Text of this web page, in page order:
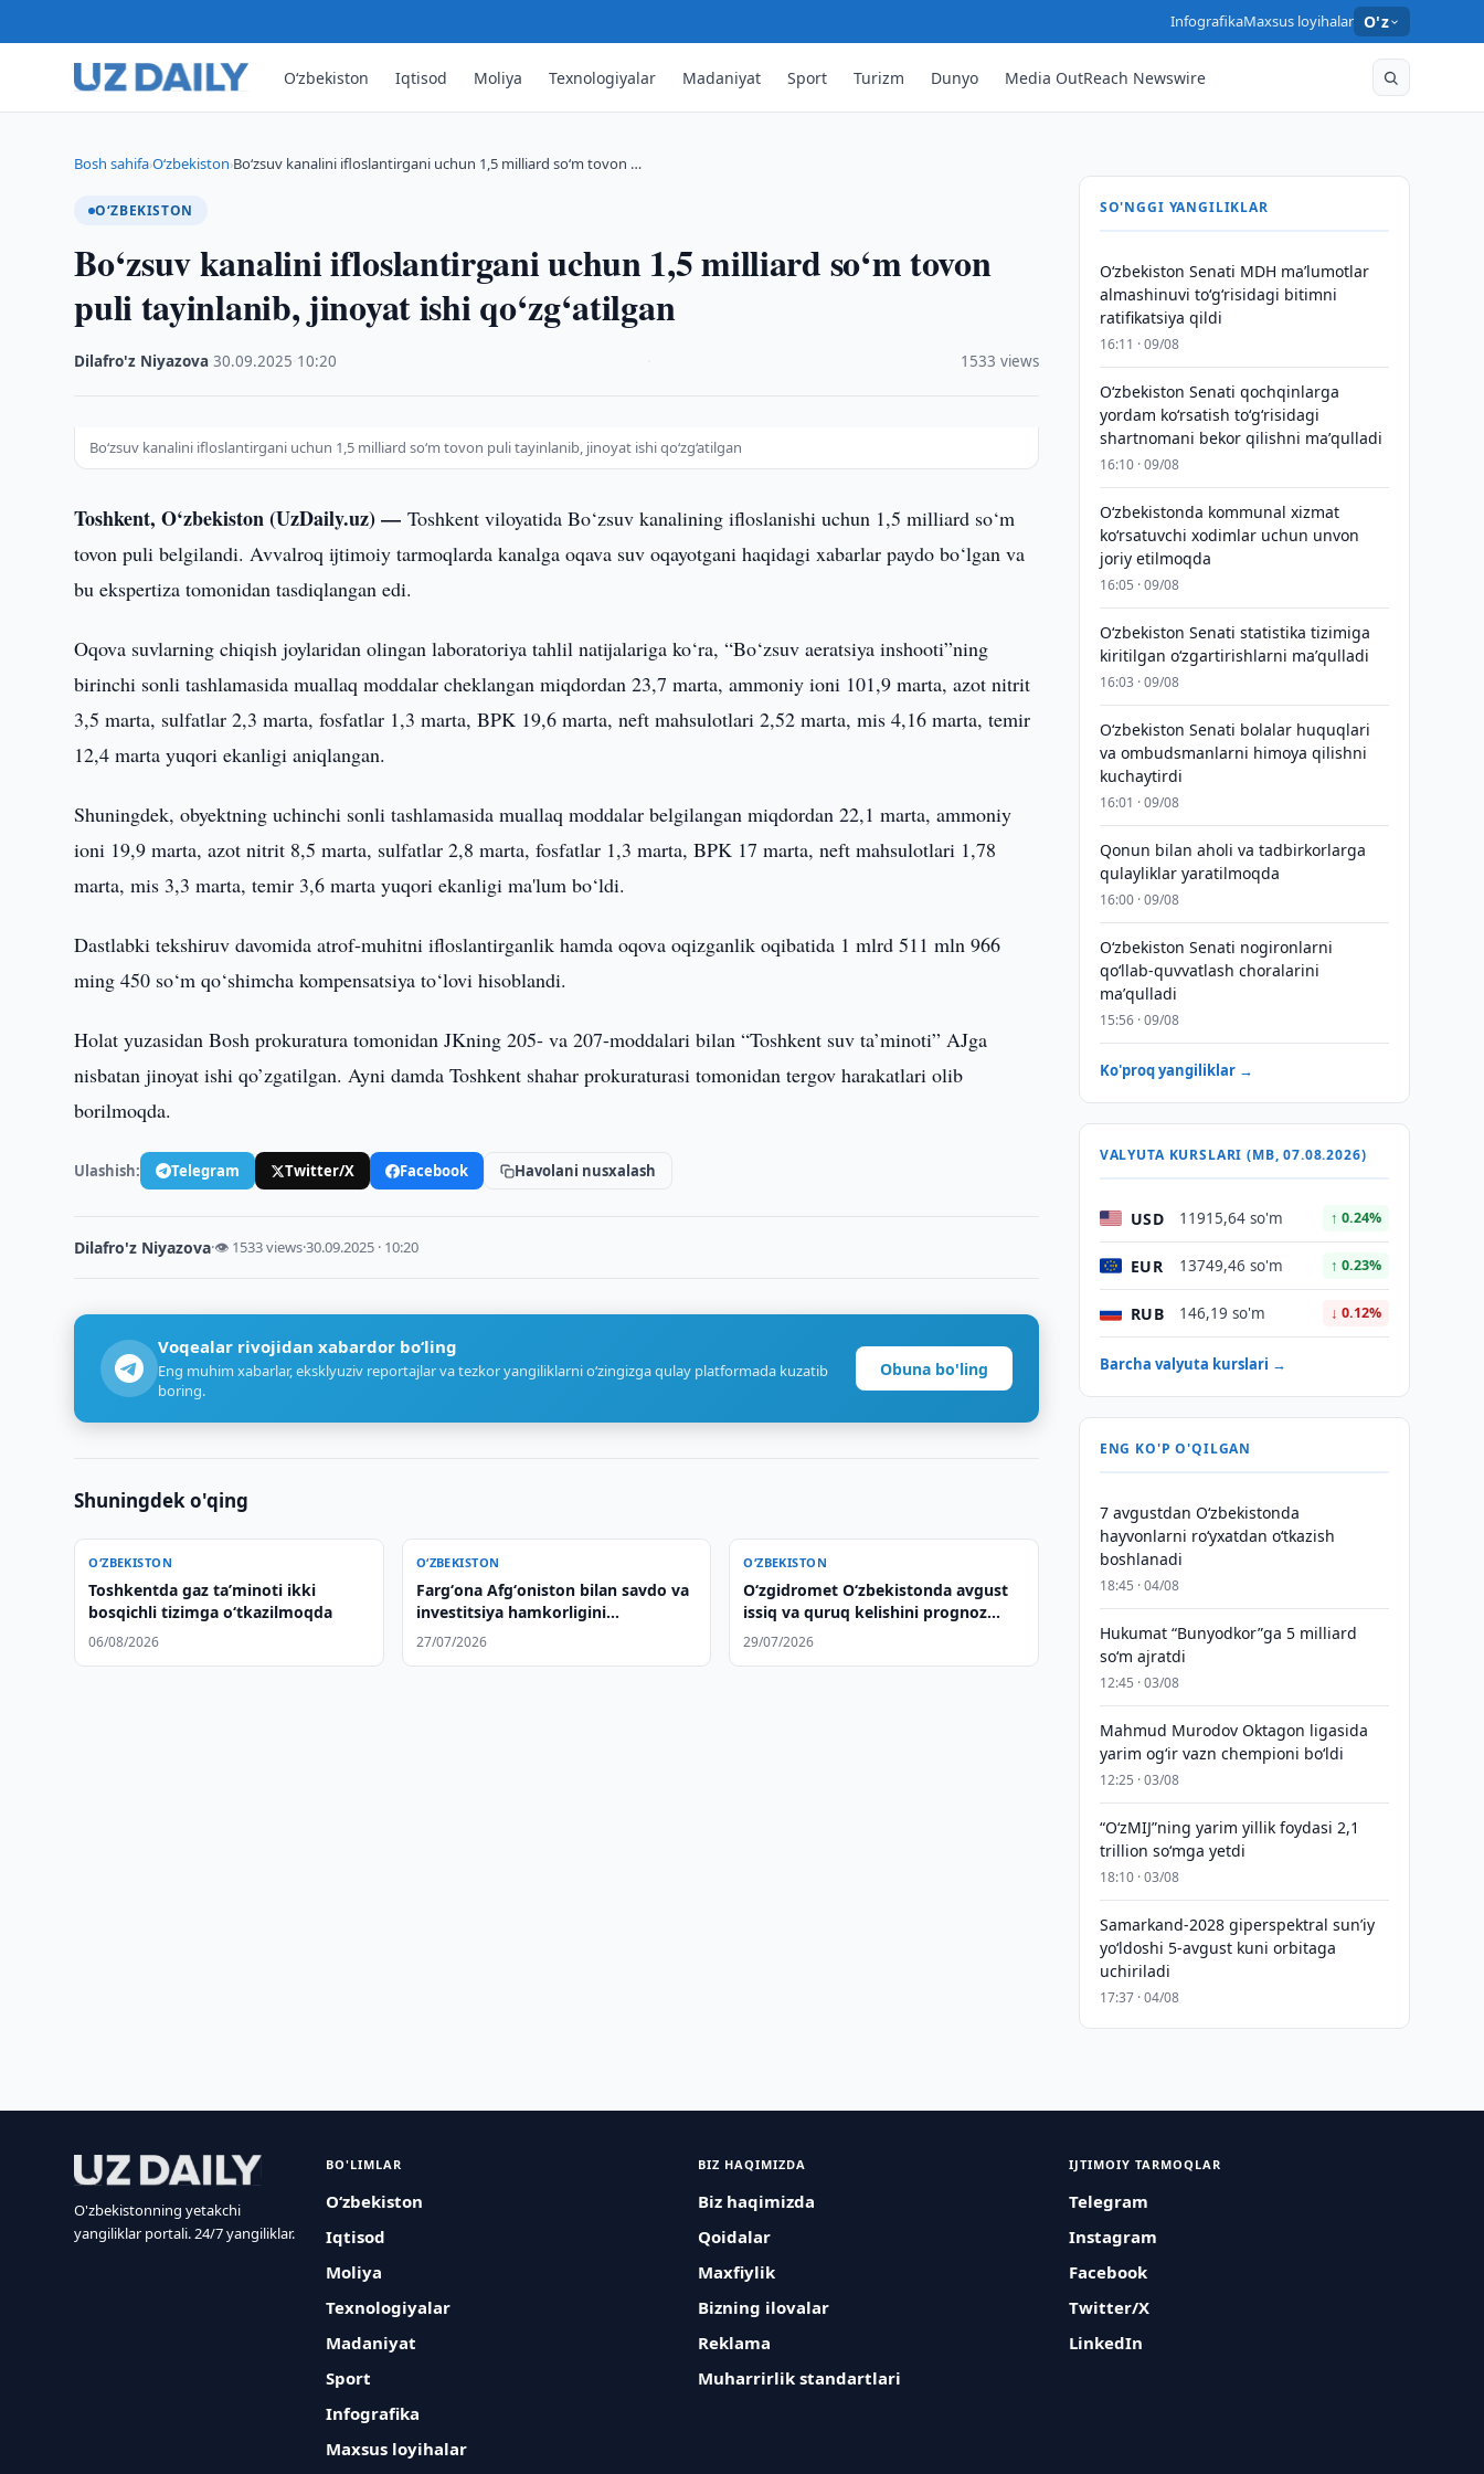
InfografikaMaxsus loyihalar O'z
O‘zbekiston Iqtisod Moliya Texnologiyalar Madaniyat Sport Turizm Dunyo Media OutReach Newswire
Bosh sahifa›O‘zbekiston›Bo‘zsuv kanalini ifloslantirgani uchun 1,5 milliard so‘m tovon …
O‘ZBEKISTON
Bo‘zsuv kanalini ifloslantirgani uchun 1,5 milliard so‘m tovon
puli tayinlanib, jinoyat ishi qo‘zg‘atilgan
Dilafro'z Niyazova ·30.09.2025 10:20 1533 views
Bo‘zsuv kanalini ifloslantirgani uchun 1,5 milliard so‘m tovon puli tayinlanib, jinoyat ishi qo‘zg‘atilgan
Toshkent, O‘zbekiston (UzDaily.uz) —Toshkent viloyatida Bo‘zsuv kanalining ifloslanishi uchun 1,5 milliard so‘m
tovon puli belgilandi. Avvalroq ijtimoiy tarmoqlarda kanalga oqava suv oqayotgani haqidagi xabarlar paydo bo‘lgan va
bu ekspertiza tomonidan tasdiqlangan edi.
Oqova suvlarning chiqish joylaridan olingan laboratoriya tahlil natijalariga ko‘ra, “Bo‘zsuv aeratsiya inshooti”ning
birinchi sonli tashlamasida muallaq moddalar cheklangan miqdordan 23,7 marta, ammoniy ioni 101,9 marta, azot nitrit
3,5 marta, sulfatlar 2,3 marta, fosfatlar 1,3 marta, BPK 19,6 marta, neft mahsulotlari 2,52 marta, mis 4,16 marta, temir
12,4 marta yuqori ekanligi aniqlangan.
Shuningdek, obyektning uchinchi sonli tashlamasida muallaq moddalar belgilangan miqdordan 22,1 marta, ammoniy
ioni 19,9 marta, azot nitrit 8,5 marta, sulfatlar 2,8 marta, fosfatlar 1,3 marta, BPK 17 marta, neft mahsulotlari 1,78
marta, mis 3,3 marta, temir 3,6 marta yuqori ekanligi ma'lum bo‘ldi.
Dastlabki tekshiruv davomida atrof-muhitni ifloslantirganlik hamda oqova oqizganlik oqibatida 1 mlrd 511 mln 966
ming 450 so‘m qo‘shimcha kompensatsiya to‘lovi hisoblandi.
Holat yuzasidan Bosh prokuratura tomonidan JKning 205- va 207-moddalari bilan “Toshkent suv ta’minoti” AJga
nisbatan jinoyat ishi qo’zgatilgan. Ayni damda Toshkent shahar prokuraturasi tomonidan tergov harakatlari olib
borilmoqda.
Ulashish: Telegram Twitter/X Facebook Havolani nusxalash
Dilafro'z Niyazova·👁 1533 views·30.09.2025 · 10:20
Voqealar rivojidan xabardor bo‘ling
Eng muhim xabarlar, eksklyuziv reportajlar va tezkor yangiliklarni o‘zingizga qulay platformada kuzatib
boring.
Obuna bo'ling
Shuningdek o'qing
O‘ZBEKISTON
Toshkentda gaz taʼminoti ikki
bosqichli tizimga o‘tkazilmoqda
06/08/2026
O‘ZBEKISTON
Fargʻona Afgʻoniston bilan savdo va
investitsiya hamkorligini
kengaytirmoqda
27/07/2026
O‘ZBEKISTON
O‘zgidromet O‘zbekistonda avgust
issiq va quruq kelishini prognoz
qildi
29/07/2026
SO'NGGI YANGILIKLAR
Oʻzbekiston Senati MDH maʼlumotlar
almashinuvi toʻgʻrisidagi bitimni
ratifikatsiya qildi
16:11 · 09/08
Oʻzbekiston Senati qochqinlarga
yordam koʻrsatish toʻgʻrisidagi
shartnomani bekor qilishni maʼqulladi
16:10 · 09/08
Oʻzbekistonda kommunal xizmat
koʻrsatuvchi xodimlar uchun unvon
joriy etilmoqda
16:05 · 09/08
Oʻzbekiston Senati statistika tizimiga
kiritilgan oʻzgartirishlarni maʼqulladi
16:03 · 09/08
Oʻzbekiston Senati bolalar huquqlari
va ombudsmanlarni himoya qilishni
kuchaytirdi
16:01 · 09/08
Qonun bilan aholi va tadbirkorlarga
qulayliklar yaratilmoqda
16:00 · 09/08
Oʻzbekiston Senati nogironlarni
qoʻllab-quvvatlash choralarini
maʼqulladi
15:56 · 09/08
Ko'proq yangiliklar →
VALYUTA KURSLARI (MB, 07.08.2026)
USD 11915,64 so'm ↑ 0.24%
EUR 13749,46 so'm ↑ 0.23%
RUB 146,19 so'm ↓ 0.12%
Barcha valyuta kurslari →
ENG KO'P O'QILGAN
7 avgustdan O‘zbekistonda
hayvonlarni ro‘yxatdan o‘tkazish
boshlanadi
18:45 · 04/08
Hukumat “Bunyodkor”ga 5 milliard
so‘m ajratdi
12:45 · 03/08
Mahmud Murodov Oktagon ligasida
yarim og‘ir vazn chempioni bo‘ldi
12:25 · 03/08
“O‘zMIJ”ning yarim yillik foydasi 2,1
trillion so‘mga yetdi
18:10 · 03/08
Samarkand-2028 giperspektral sun’iy
yo‘ldoshi 5-avgust kuni orbitaga
uchiriladi
17:37 · 04/08
O'zbekistonning yetakchi
yangiliklar portali. 24/7 yangiliklar.
BO'LIMLAR
O‘zbekiston
Iqtisod
Moliya
Texnologiyalar
Madaniyat
Sport
Infografika
Maxsus loyihalar
BIZ HAQIMIZDA
Biz haqimizda
Qoidalar
Maxfiylik
Bizning ilovalar
Reklama
Muharrirlik standartlari
IJTIMOIY TARMOQLAR
Telegram
Instagram
Facebook
Twitter/X
LinkedIn